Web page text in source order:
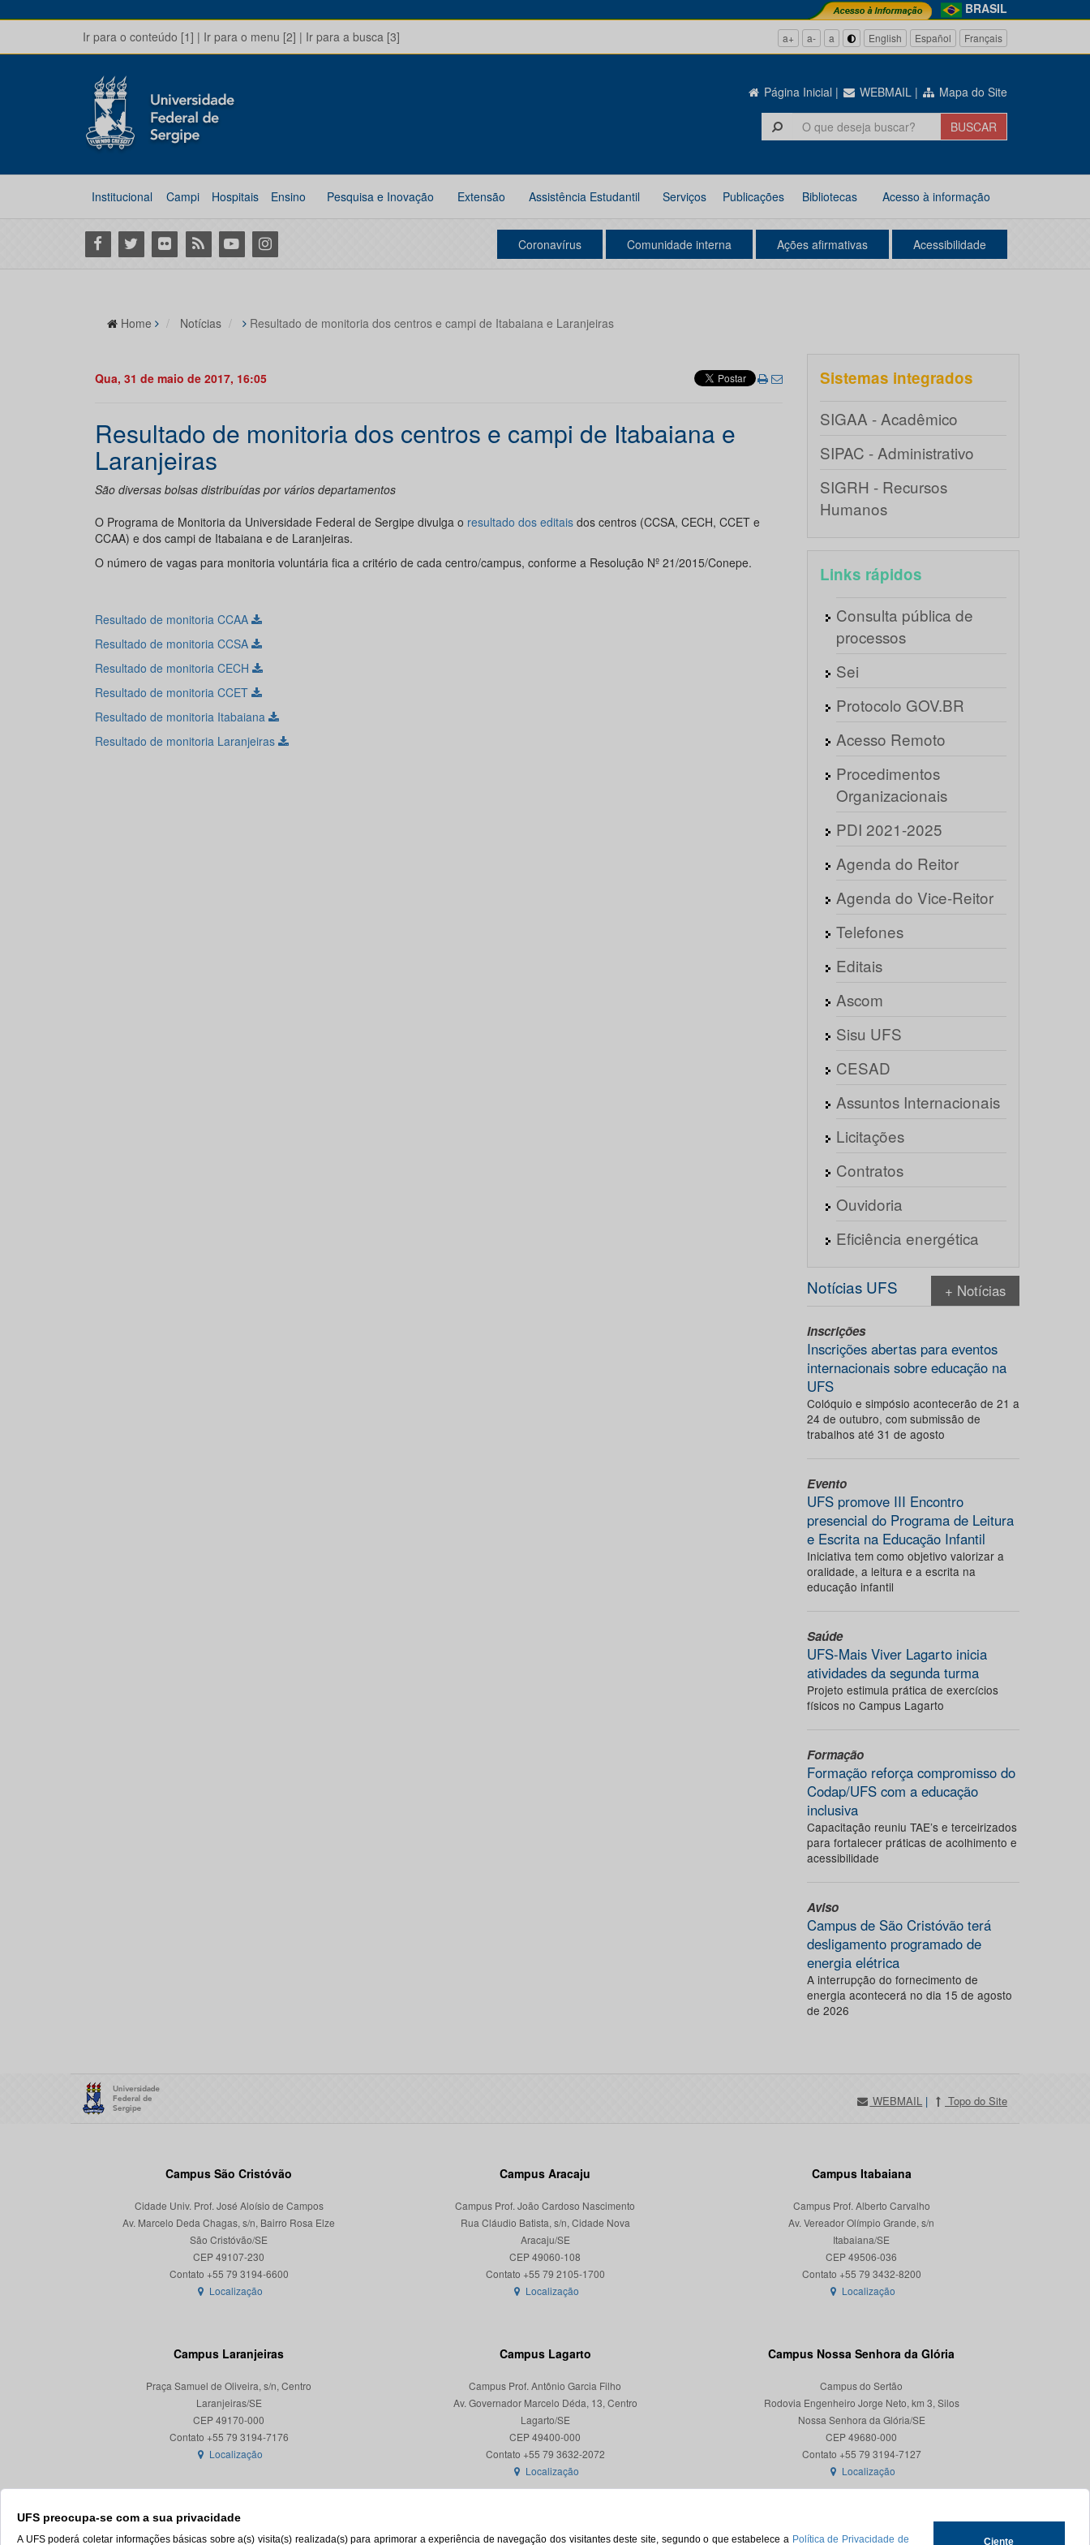
BRASIL
Ir para o conteúdo [1] | Ir para o menu [2] | Ir para a busca [3] a+ a- a English Español Français
Página Inicial | WEBMAIL | Mapa do Site
Institucional Campi Hospitais Ensino Pesquisa e Inovação Extensão Assistência Estudantil Serviços Publicações Bibliotecas Acesso à informação
Facebook
Twitter Flickr RSS YoutubeInstagram Coronavírus Comunidade interna Ações afirmativas Acessibilidade
UFS preocupa-se com a sua privacidade
A UFS poderá coletar informações básicas sobre a(s) visita(s) realizada(s) para aprimorar a experiência de navegação dos visitantes deste site, segundo o que estabelece a Política de Privacidade de Ciente
Home Notícias Resultado de monitoria dos centros e campi de Itabaiana e Laranjeiras
Qua, 31 de maio de 2017, 16:05
Resultado de monitoria dos centros e campi de Itabaiana e
Laranjeiras
São diversas bolsas distribuídas por vários departamentos
O Programa de Monitoria da Universidade Federal de Sergipe divulga o resultado dos editais dos centros (CCSA, CECH, CCET e
CCAA) e dos campi de Itabaiana e de Laranjeiras.
O número de vagas para monitoria voluntária fica a critério de cada centro/campus, conforme a Resolução Nº 21/2015/Conepe.
Resultado de monitoria CCAA
Resultado de monitoria CCSA
Resultado de monitoria CECH
Resultado de monitoria CCET
Resultado de monitoria Itabaiana
Resultado de monitoria Laranjeiras
Sistemas integrados
SIGAA - Acadêmico
SIPAC - Administrativo
SIGRH - Recursos
Humanos
Links rápidos
Consulta pública de
processos
Sei
Protocolo GOV.BR
Acesso Remoto
Procedimentos
Organizacionais
PDI 2021-2025
Agenda do Reitor
Agenda do Vice-Reitor
Telefones
Editais
Ascom
Sisu UFS
CESAD
Assuntos Internacionais
Licitações
Contratos
Ouvidoria
Eficiência energética
Notícias UFS + Notícias
Inscrições
Inscrições abertas para eventos
internacionais sobre educação na
UFS
Colóquio e simpósio acontecerão de 21 a
24 de outubro, com submissão de
trabalhos até 31 de agosto
Evento
UFS promove III Encontro
presencial do Programa de Leitura
e Escrita na Educação Infantil
Iniciativa tem como objetivo valorizar a
oralidade, a leitura e a escrita na
educação infantil
Saúde
UFS-Mais Viver Lagarto inicia
atividades da segunda turma
Projeto estimula prática de exercícios
físicos no Campus Lagarto
Formação
Formação reforça compromisso do
Codap/UFS com a educação
inclusiva
Capacitação reuniu TAE’s e terceirizados
para fortalecer práticas de acolhimento e
acessibilidade
Aviso
Campus de São Cristóvão terá
desligamento programado de
energia elétrica
A interrupção do fornecimento de
energia acontecerá no dia 15 de agosto
de 2026
WEBMAIL | Topo do Site
Campus São Cristóvão
Cidade Univ. Prof. José Aloísio de Campos
Av. Marcelo Deda Chagas, s/n, Bairro Rosa Elze
São Cristóvão/SE
CEP 49107-230
Localização
Campus Aracaju
Campus Prof. João Cardoso Nascimento
Rua Cláudio Batista, s/n, Cidade Nova
Aracaju/SE
CEP 49060-108
Localização
Campus Itabaiana
Campus Prof. Alberto Carvalho
Av. Vereador Olímpio Grande, s/n
Itabaiana/SE
CEP 49506-036
Localização
Campus Laranjeiras
Praça Samuel de Oliveira, s/n, Centro
Laranjeiras/SE
CEP 49170-000
Localização
Campus Lagarto
Campus Prof. Antônio Garcia Filho
Av. Governador Marcelo Déda, 13, Centro
Lagarto/SE
CEP 49400-000
Localização
Campus Nossa Senhora da Glória
Campus do Sertão
Rodovia Engenheiro Jorge Neto, km 3, Silos
Nossa Senhora da Glória/SE
CEP 49680-000
Contato +55 79 3194-7127
Localização